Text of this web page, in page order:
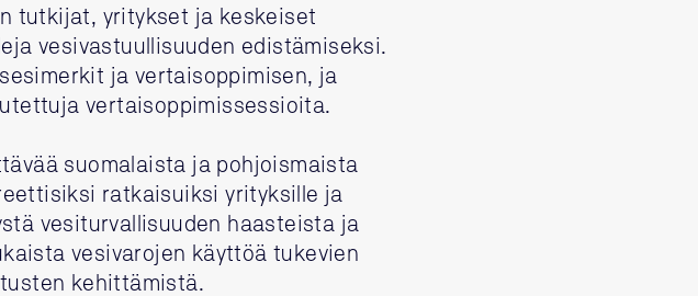
tutkijat, yritykset ja keskeiset
vesivastuullisuuden edistämiseksi.
ja vertaisoppimisen, ja
vertaisoppimissessioita.
suomalaista ja pohjoismaista
ratkaisuiksi yrityksille ja
vesiturvallisuuden haasteista ja
vesivarojen käyttöä tukevien
kehittämistä.